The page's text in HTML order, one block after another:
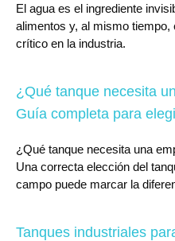
El agua es el ingrediente
alimentos y, al mismo
crítico en la industria.
¿Qué tanque necesita
Guía completa para
¿Qué tanque necesita una
Una correcta elección del
campo puede marcar la
Tanques industriales